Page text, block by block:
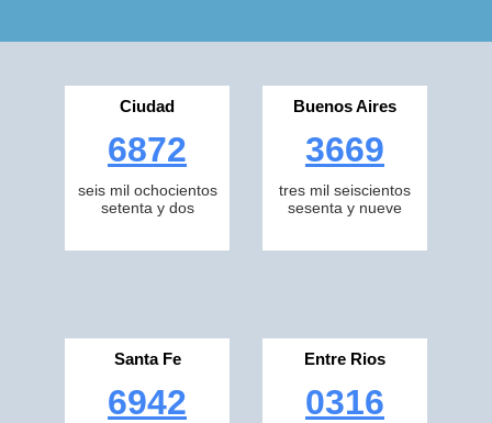
Ciudad
6872
seis mil ochocientos
setenta y dos
Buenos Aires
3669
tres mil seiscientos
sesenta y nueve
Santa Fe
6942
Entre Rios
0316